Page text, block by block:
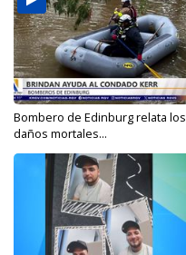
Bombero de Edinburg relata los
daños mortales...